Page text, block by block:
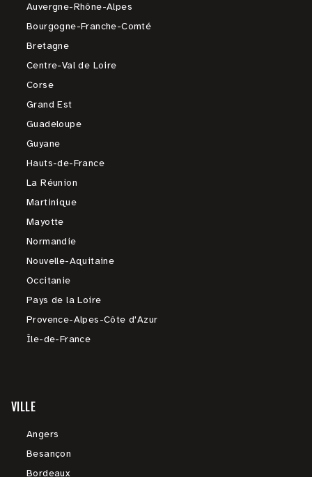
Auvergne-Rhône-Alpes
Bourgogne-Franche-Comté
Bretagne
Centre-Val de Loire
Corse
Grand Est
Guadeloupe
Guyane
Hauts-de-France
La Réunion
Martinique
Mayotte
Normandie
Nouvelle-Aquitaine
Occitanie
Pays de la Loire
Provence-Alpes-Côte d'Azur
Île-de-France
VILLE
Angers
Besançon
Bordeaux